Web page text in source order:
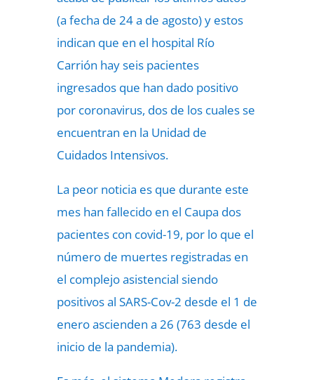
(a fecha de 24 a de agosto) y estos
indican que en el hospital Río
Carrión hay seis pacientes
ingresados que han dado positivo
por coronavirus, dos de los cuales se
encuentran en la Unidad de
Cuidados Intensivos.
La peor noticia es que durante este
mes han fallecido en el Caupa dos
pacientes con covid-19, por lo que el
número de muertes registradas en
el complejo asistencial siendo
positivos al SARS-Cov-2 desde el 1 de
enero ascienden a 26 (763 desde el
inicio de la pandemia).